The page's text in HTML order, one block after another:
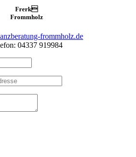
Frerk
Frommholz
frommholz.de
04337 919984